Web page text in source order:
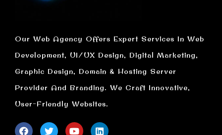
Our Web Agency Offers Expert Services In Web
Development, UI/UX Design, Digital Marketing,
Graphic Design, Domain & Hosting Server
Provider And Branding. We Craft Innovative,
User-Friendly Websites.